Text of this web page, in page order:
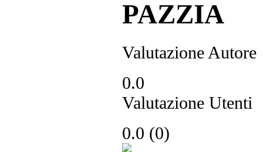
Valutazione Autore
0.0
Valutazione Utenti
0.0 (0)